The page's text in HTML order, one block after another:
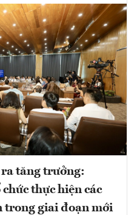
tăng trưởng:
thực hiện các
trong giai đoạn mới